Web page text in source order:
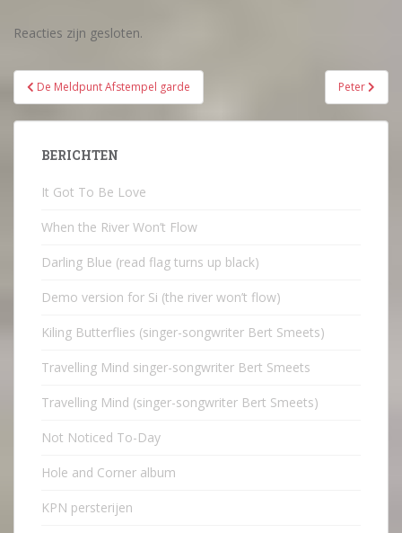
Reacties zijn gesloten.
Bericht
navigatie
De Meldpunt Afstempel garde Peter
BERICHTEN
It Got To Be Love
When the River Won’t Flow
Darling Blue (read flag turns up black)
Demo version for Si (the river won’t flow)
Kiling Butterflies (singer-songwriter Bert Smeets)
Travelling Mind singer-songwriter Bert Smeets
Travelling Mind (singer-songwriter Bert Smeets)
Not Noticed To-Day
Hole and Corner album
KPN persterijen